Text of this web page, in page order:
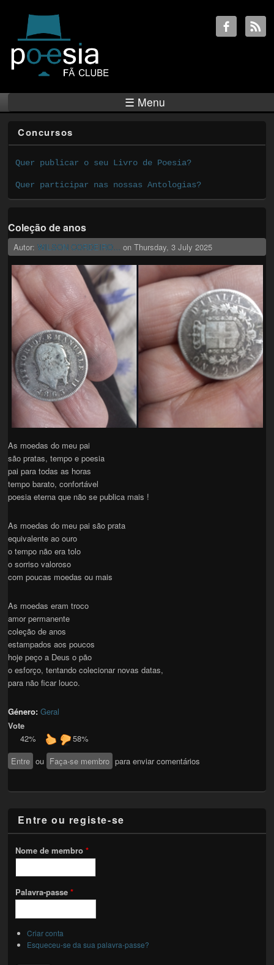
☰ Menu
Concursos
Quer publicar o seu Livro de Poesia?
Quer participar nas nossas Antologias?
Coleção de anos
Autor:WILSON CORDEIRO... onThursday, 3 July 2025
As moedas do meu pai
são pratas, tempo e poesia
pai para todas as horas
tempo barato, confortável
poesia eterna que não se publica mais !
As moedas do meu pai são prata
equivalente ao ouro
o tempo não era tolo
o sorriso valoroso
com poucas moedas ou mais
As moedas eram troco
amor permanente
coleção de anos
estampados aos poucos
hoje peço a Deus o pão
o esforço, tentando colecionar novas datas,
para não ficar louco.
Género:Geral
Vote
42%
58%
Entre ou Faça-se membro para enviar comentários
Entre ou registe-se
Nome de membro*
Palavra-passe*
Criar conta
Esqueceu-se da sua palavra-passe?